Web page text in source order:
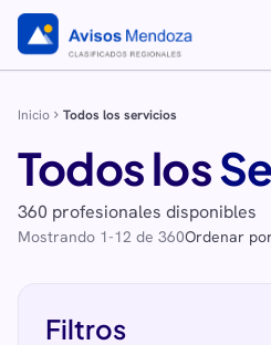
Inicio chevron_right Todos los servicios
Todos los
360 profesionales disponibles
Mostrando 1-12 de 360Ordenar
Filtros